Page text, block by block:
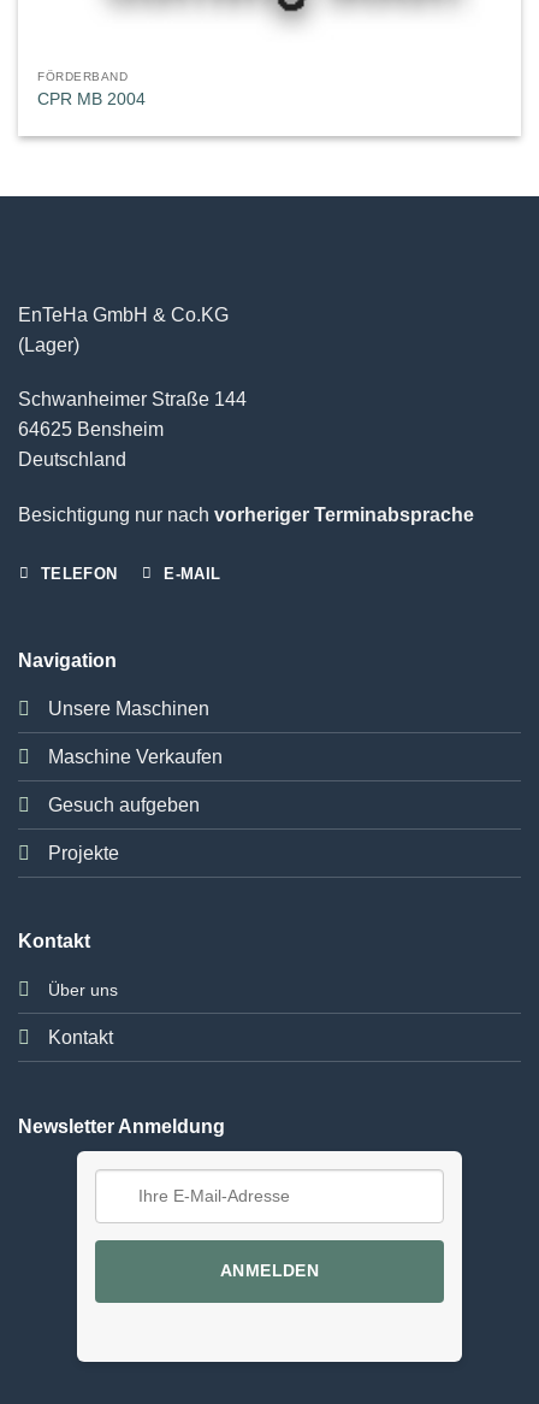
FÖRDERBAND
CPR MB 2004
EnTeHa GmbH & Co.KG
(Lager)
Schwanheimer Straße 144
64625 Bensheim
Deutschland
Besichtigung nur nach vorheriger Terminabsprache
TELEFON E-MAIL
Navigation
Unsere Maschinen
Maschine Verkaufen
Gesuch aufgeben
Projekte
Kontakt
Über uns
Kontakt
Newsletter Anmeldung
ANMELDEN